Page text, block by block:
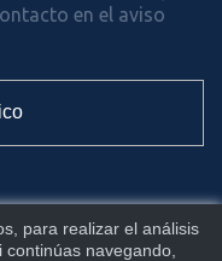
para realizar el análisis
navegando,
en el aviso